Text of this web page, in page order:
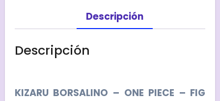
Descripción
Descripción
KIZARU BORSALINO – ONE PIECE – FIG